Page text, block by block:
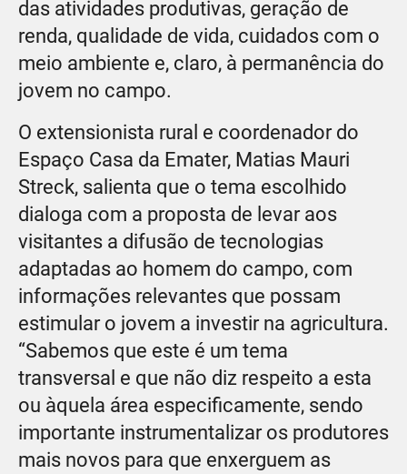
das atividades produtivas, geração de
renda, qualidade de vida, cuidados com o
meio ambiente e, claro, à permanência do
jovem no campo.
O extensionista rural e coordenador do
Espaço Casa da Emater, Matias Mauri
Streck, salienta que o tema escolhido
dialoga com a proposta de levar aos
visitantes a difusão de tecnologias
adaptadas ao homem do campo, com
informações relevantes que possam
estimular o jovem a investir na agricultura.
“Sabemos que este é um tema
transversal e que não diz respeito a esta
ou àquela área especificamente, sendo
importante instrumentalizar os produtores
mais novos para que enxerguem as